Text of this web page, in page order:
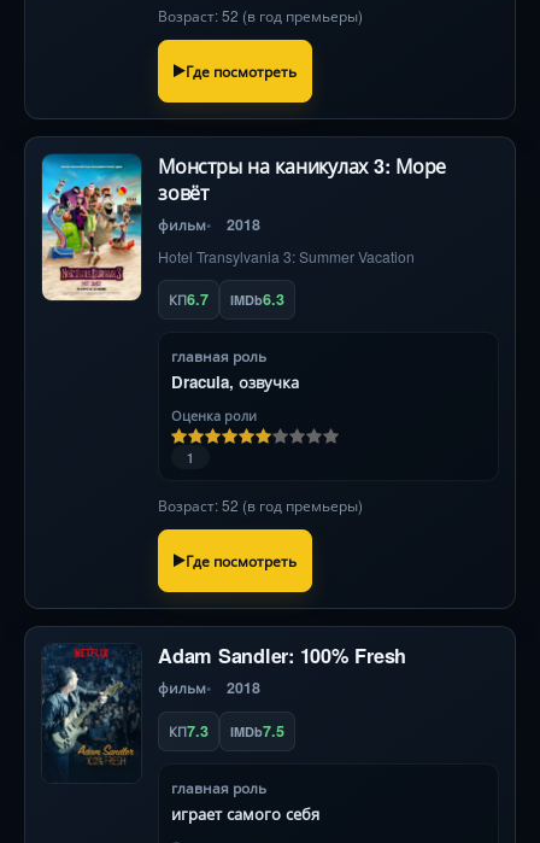
Возраст: 52 (в год премьеры)
Где посмотреть
Монстры на каникулах 3: Море
зовёт
фильм 2018
Hotel Transylvania 3: Summer Vacation
КП6.7 IMDb6.3
главная роль
Dracula, озвучка
Оценка роли
1
Возраст: 52 (в год премьеры)
Где посмотреть
Adam Sandler: 100% Fresh
фильм 2018
КП7.3 IMDb7.5
главная роль
играет самого себя